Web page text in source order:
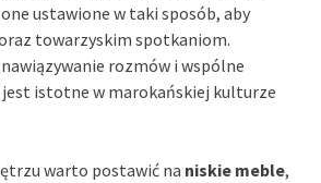
ustawione w taki sposób, aby
towarzyskim spotkaniom.
rozmów i wspólne
jest istotne w marokańskiej kulturze
warto postawić na niskie meble,